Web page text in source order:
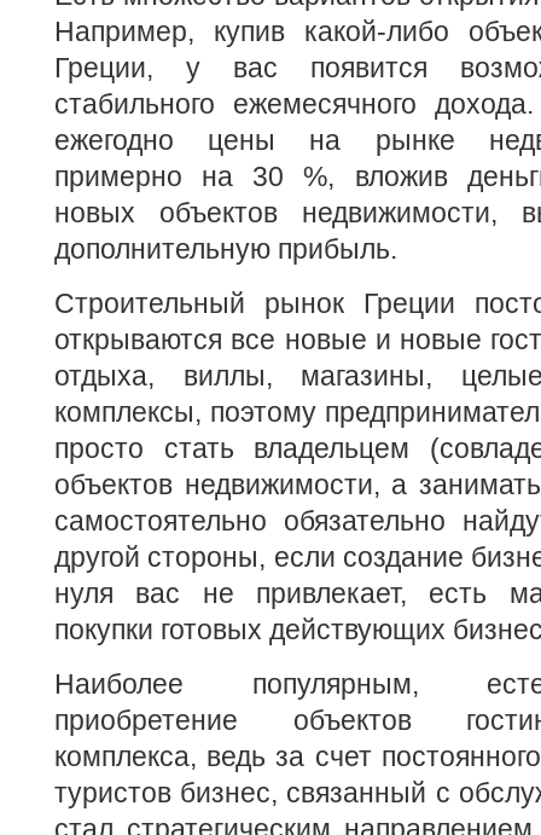
Например, купив какой-либо
Греции, у вас появится
стабильного ежемесячного
ежегодно цены на рынке
примерно на 30 %, вложив
новых объектов недвижимости,
дополнительную прибыль.
Строительный рынок Греции
открываются все новые и новые
отдыха, виллы, магазины, целые
комплексы, поэтому
просто стать владельцем
объектов недвижимости, а
самостоятельно обязательно
другой стороны, если создание
нуля вас не привлекает, есть
покупки готовых действующих
Наиболее популярным,
приобретение объектов
комплекса, ведь за счет
туристов бизнес, связанный с